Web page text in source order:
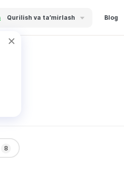
Qurilish va ta’mirlash Blog
8